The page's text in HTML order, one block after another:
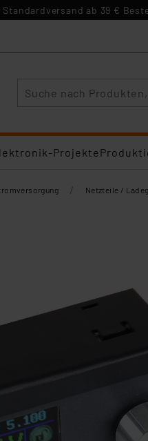
ab 39 €
Projekte
/ Netzteile /